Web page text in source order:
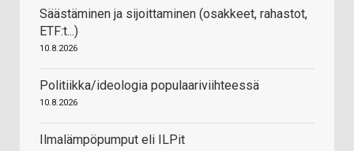
Säästäminen ja sijoittaminen (osakkeet, rahastot,
ETF:t...)
10.8.2026
Politiikka/ideologia populaariviihteessä
10.8.2026
Ilmalämpöpumput eli ILPit